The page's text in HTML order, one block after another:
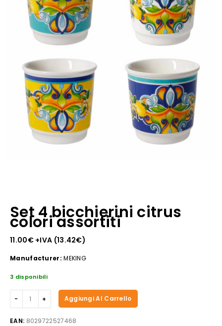
Set 4 bicchierini citrus
colori assortiti
11.00€+IVA (13.42€)
Manufacturer: MEKING
3 disponibili
Set
4
bicchierini
Aggiungi Al Carrello
EAN: 8029722527468